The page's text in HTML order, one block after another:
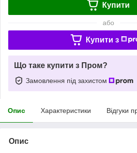
Купити
або
Купити з
Що таке купити з Пром?
Замовлення під захистом
Опис Характеристики Відгуки
Опис